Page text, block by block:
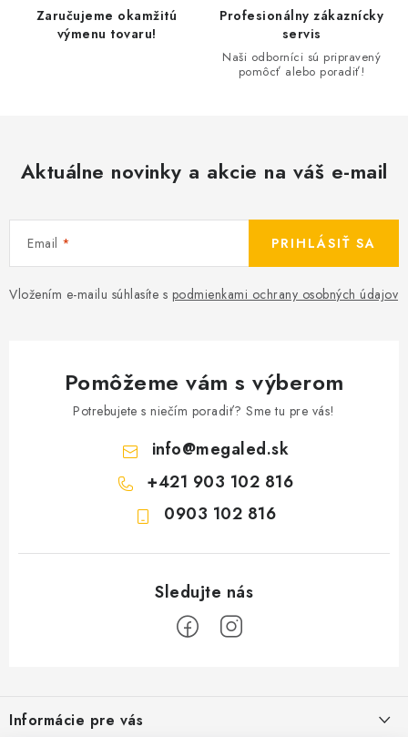
u
Zaručujeme okamžitú
výmenu tovaru!
Profesionálny zákaznícky
servis
Naši odborníci sú pripravený
pomôcť alebo poradiť!
Aktuálne novinky a akcie na váš e-mail
Email
Vložením e-mailu súhlasíte s podmienkami ochrany osobných údajov
PRIHLÁSIŤ SA
Pomôžeme vám s výberom
Potrebujete s niečím poradiť? Sme tu pre vás!
info@megaled.sk
+421 903 102 816
0903 102 816
pInformácie pre vás